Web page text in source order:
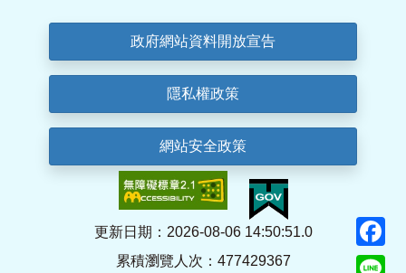
政府網站資料開放宣告
隱私權政策
網站安全政策
更新日期：2026-08-06 14:50:51.0
累積瀏覽人次：477429367